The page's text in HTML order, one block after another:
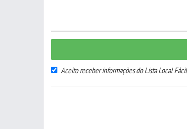
Aceito receber informações do Lista Local